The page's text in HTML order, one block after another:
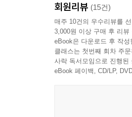
회원리뷰 (15건)
매주 10건의 우수리뷰를
3,000원 이상 구매 후 리뷰
eBook은 다운로드 후 작
클래스는 첫번째 회차 주
사락 독서모임으로 진행
eBook 페이백, CD/LP,